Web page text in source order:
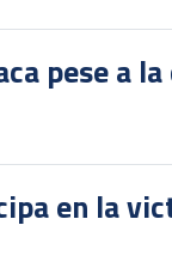
pese a
en la